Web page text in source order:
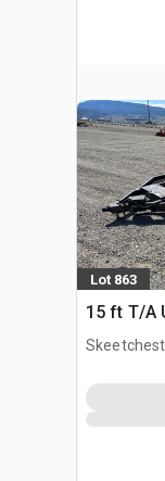
Lot 863
15 ft T/A